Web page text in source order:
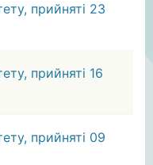
прийняті 23
прийняті 16
прийняті 09